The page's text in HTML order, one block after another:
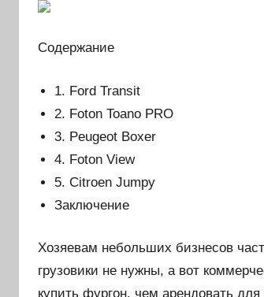
Содержание
1. Ford Transit
2. Foton Toano PRO
3. Peugeot Boxer
4. Foton View
5. Citroen Jumpy
Заключение
Хозяевам небольших бизнесов
грузовики не нужны, а вот
купить фургон, чем арендовать